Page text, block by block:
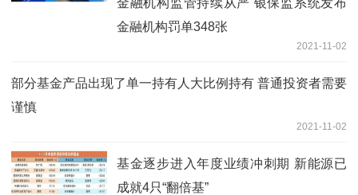
金融机构罚单348张
2021-11-02
部分基金产品出现了单一持有人大比例持有 普通投资者需要
谨慎
2021-11-02
基金逐步进入年度业绩冲刺期 新能源已
成就4只“翻倍基”